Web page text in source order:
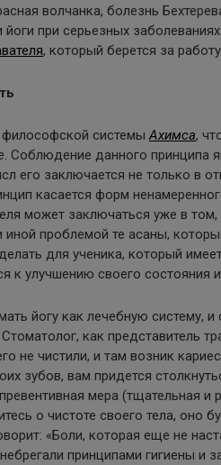
волчанка, болезнь
йоги при серьезных
, который берется за
философской системыАхимса,
. Соблюдение данного принципа
его заключается не только в
касается форм
может заключаться уже в
иной проблемой те асаны,
для ученика, который
к улучшению своего состояния
йогу как лечебную систему, и
как представитель
не чистили, и там возник
зубов, вам придется
мера (тщательная и
о чистоте своего тела, оно
«Боли, которая еще не
принципами гигиены и